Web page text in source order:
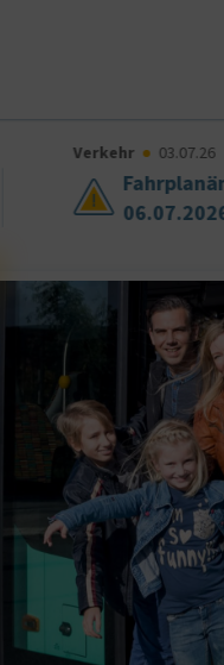
Verkehr 03.07.26